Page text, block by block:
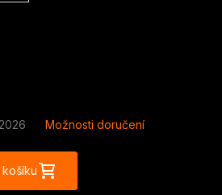
Možnosti doručení